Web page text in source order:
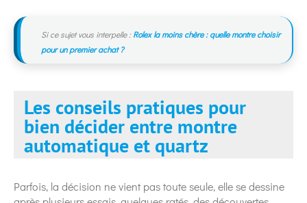
Si ce sujet vous interpelle : Rolex la moins chère : quelle montre choisir
pour un premier achat ?
Les conseils pratiques pour
bien décider entre montre
automatique et quartz
Parfois, la décision ne vient pas toute seule, elle se dessine